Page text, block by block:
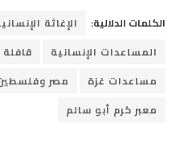
الكلمات الدلالية: الإغاثة
المساعدات الإنسانية
قافلة
مساعدات غزة
مصر
معبر كرم أبو سالم